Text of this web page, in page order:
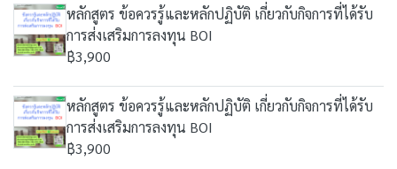
หลักสูตร ข้อควรรู้และหลักปฏิบัติ เกี่ยวกับกิจการที่ได้รับ
การส่งเสริมการลงทุน BOI
฿3,900
หลักสูตร ข้อควรรู้และหลักปฏิบัติ เกี่ยวกับกิจการที่ได้รับ
การส่งเสริมการลงทุน BOI
฿3,900